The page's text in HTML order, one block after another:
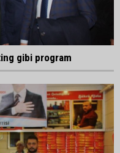
gibi program